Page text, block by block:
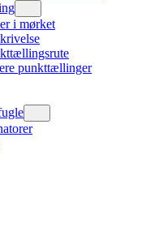
i mørket
punkttællinger